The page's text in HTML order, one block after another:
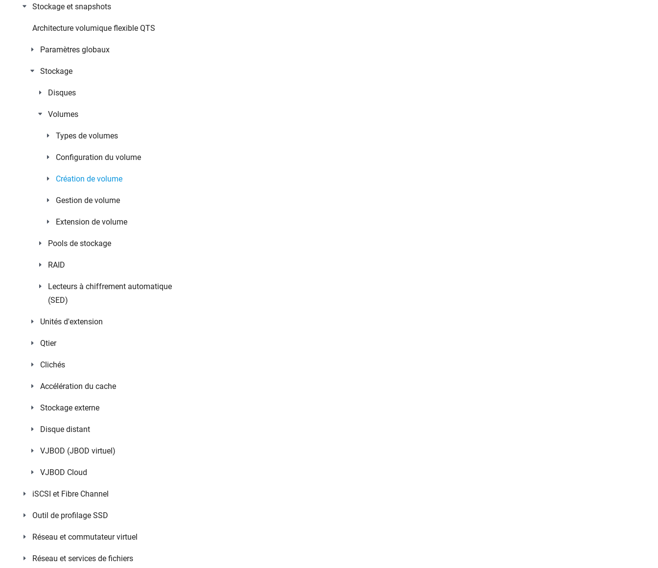
Stockage et snapshots
Architecture volumique flexible QTS
Paramètres globaux
Stockage
Disques
Volumes
Types de volumes
Configuration du volume
Création de volume
Gestion de volume
Extension de volume
Pools de stockage
RAID
Lecteurs à chiffrement automatique
(SED)
Unités d'extension
Qtier
Clichés
Accélération du cache
Stockage externe
Disque distant
VJBOD (JBOD virtuel)
VJBOD Cloud
iSCSI et Fibre Channel
Outil de profilage SSD
Réseau et commutateur virtuel
Réseau et services de fichiers